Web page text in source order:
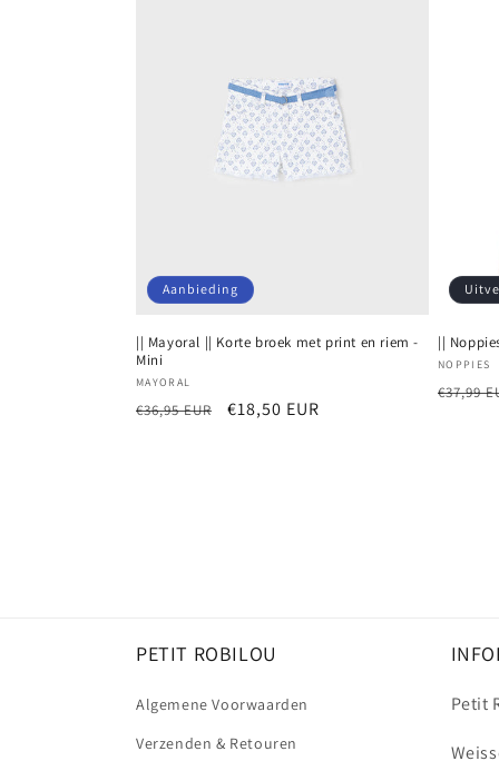
Aanbieding
|| Mayoral || Korte broek met print en riem -
Mini
Verkoper:
MAYORAL
Normale
€36,95 EUR Aanbiedingsprijs
€18,50 EUR
||
NOPPIES
€37,99
PETIT ROBILOU
Algemene Voorwaarden
Verzenden & Retouren
Petit